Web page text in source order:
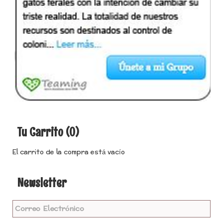
Tu Carrito (0)
El carrito de la compra está vacío
Newsletter